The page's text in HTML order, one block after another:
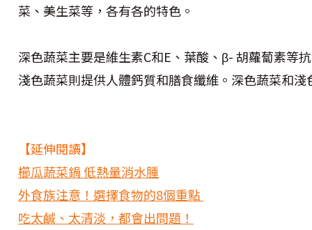
菜、美生菜等，各有各的特色。
深色蔬菜主要是維生素C和E、葉酸、β- 胡蘿蔔素等
淺色蔬菜則提供人體鈣質和膳食纖維。深色蔬菜和
【延伸閱讀】
櫛瓜蔬菜鍋 低熱量消水腫
外食族注意！選擇食物的8個重點
吃太鹹、太清淡，都會出問題！